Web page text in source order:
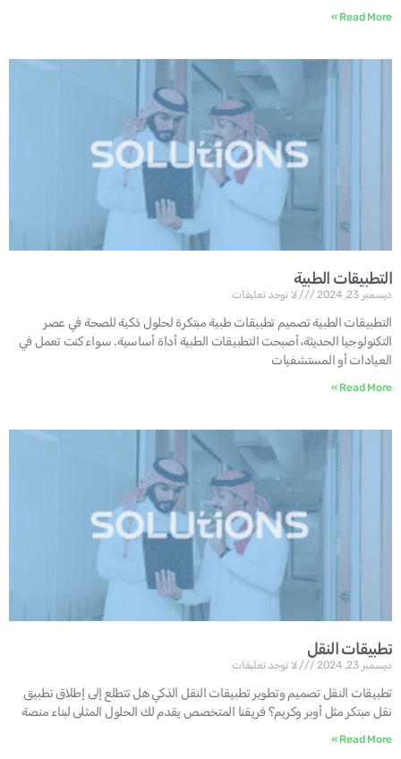
Read More »
التطبيقات الطبية
ديسمبر 23, 2024 لا توجد تعليقات
التطبيقات الطبية تصميم تطبيقات طبية مبتكرة لحلول ذكية للصحة في عصر
التكنولوجيا الحديثة، أصبحت التطبيقات الطبية أداة أساسية. سواء كنت تعمل في
العيادات أو المستشفيات
Read More »
تطبيقات النقل
ديسمبر 23, 2024 لا توجد تعليقات
تطبيقات النقل تصميم وتطوير تطبيقات النقل الذكي هل تتطلع إلى إطلاق تطبيق
نقل مبتكر مثل أوبر وكريم؟ فريقنا المتخصص يقدم لك الحلول المثلى لبناء منصة
Read More »